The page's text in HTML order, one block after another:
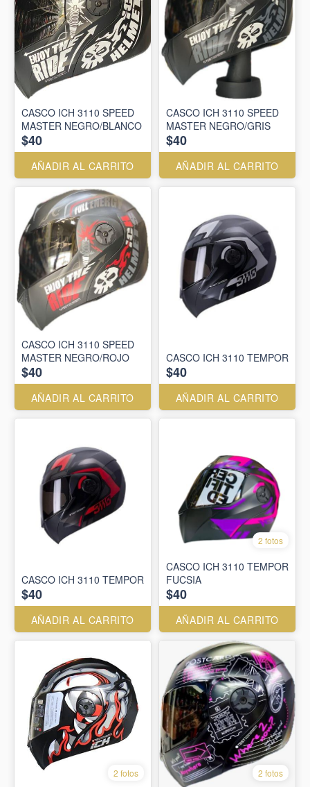
CASCO ICH 3110 SPEED
MASTER NEGRO/BLANCO
$40
AÑADIR AL CARRITO
CASCO ICH 3110 SPEED
MASTER NEGRO/GRIS
$40
AÑADIR AL CARRITO
CASCO ICH 3110 SPEED
MASTER NEGRO/ROJO
$40
AÑADIR AL CARRITO
CASCO ICH 3110 TEMPOR
$40
AÑADIR AL CARRITO
CASCO ICH 3110 TEMPOR
$40
AÑADIR AL CARRITO
2 fotos
CASCO ICH 3110 TEMPOR
FUCSIA
$40
AÑADIR AL CARRITO
2 fotos 2 fotos